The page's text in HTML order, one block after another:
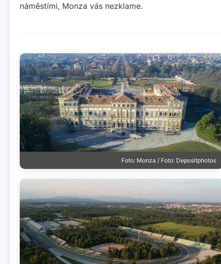
náměstími, Monza vás nezklame.
Foto: Monza / Foto: Depositphotos